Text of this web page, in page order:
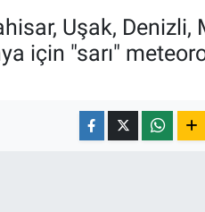
Uşak, Denizli,
için "sarı"